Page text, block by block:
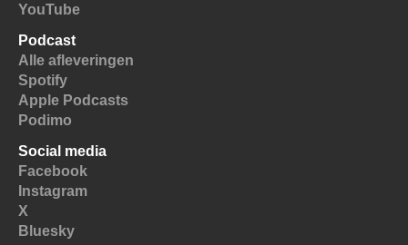
YouTube
Podcast
Alle afleveringen
Spotify
Apple Podcasts
Podimo
Social media
Facebook
Instagram
X
Bluesky